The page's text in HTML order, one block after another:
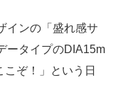
インの「盛れ感サ
ータイプのDIA15m
ぞ！」という日